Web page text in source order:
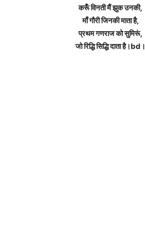
करूँ विनती मैं झुक उनकी,
माँ गौरी जिनकी माता है,
प्रथम गणराज को सुमिरूं,
जो रिद्धि सिद्धि दाता है।bd।